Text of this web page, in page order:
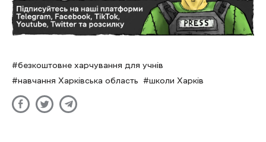
безкоштовне харчування для учнів
навчання Харківська область
школи Харків